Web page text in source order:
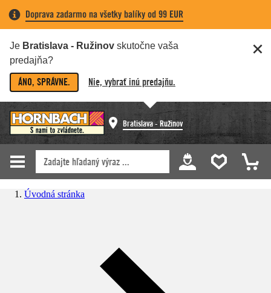
Doprava zadarmo na všetky balíky od 99 EUR
Je Bratislava - Ružinov skutočne vaša
predajňa?
ÁNO, SPRÁVNE. Nie, vybrať inú predajňu.
Bratislava - Ružinov
Úvodná stránka